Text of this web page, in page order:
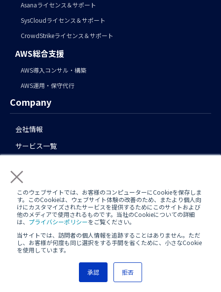
×
このウェブサイトでは、お客様のコンピューターにCookieを保存しま
す。このCookieは、ウェブサイト体験の改善のため、またより個人向
けにカスタマイズされたサービスを提供するためにこのサイトおよび
他のメディアで使用されるものです。当社のCookieについての詳細
は、 プライバシーポリシーをご覧ください。
当サイトでは、訪問者の個人情報を追跡することはありません。ただ
し、お客様が何度も同じ選択をする手間を省くために、小さなCookie
を使用しています。
承認 拒否
Asanaライセンス＆サポート
SysCloudライセンス＆サポート
CrowdStrikeライセンス＆サポート
AWS総合支援
AWS導入コンサル・構築
AWS運用・保守代行
Company
会社情報
サービス一覧
お知らせ
採用
私たちの働き方
カルチャー
Contact